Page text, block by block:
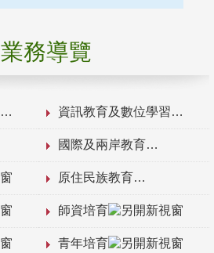
業務導覽
資訊教育及數位學習
國際及兩岸教育
原住民族教育
師資培育
青年培育